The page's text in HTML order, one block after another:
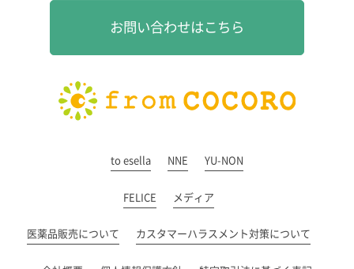
お問い合わせはこちら
to esella NNE YU-NON
FELICE メディア
医薬品販売について カスタマーハラスメント対策について